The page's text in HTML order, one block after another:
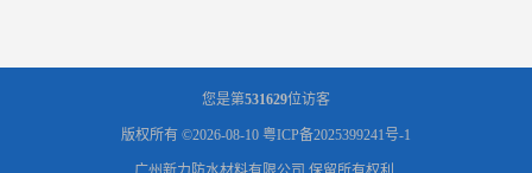
您是第531629位访客
版权所有 ©2026-08-10 粤ICP备2025399241号-1